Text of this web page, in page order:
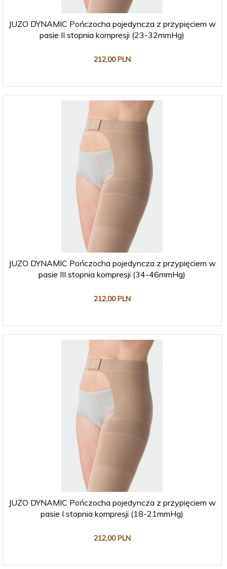
JUZO DYNAMIC Pończocha pojedyncza z przypięciem w
pasie II stopnia kompresji (23-32mmHg)
212,00 PLN
JUZO DYNAMIC Pończocha pojedyncza z przypięciem w
pasie III stopnia kompresji (34-46mmHg)
212,00 PLN
JUZO DYNAMIC Pończocha pojedyncza z przypięciem w
pasie I stopnia kompresji (18-21mmHg)
212,00 PLN